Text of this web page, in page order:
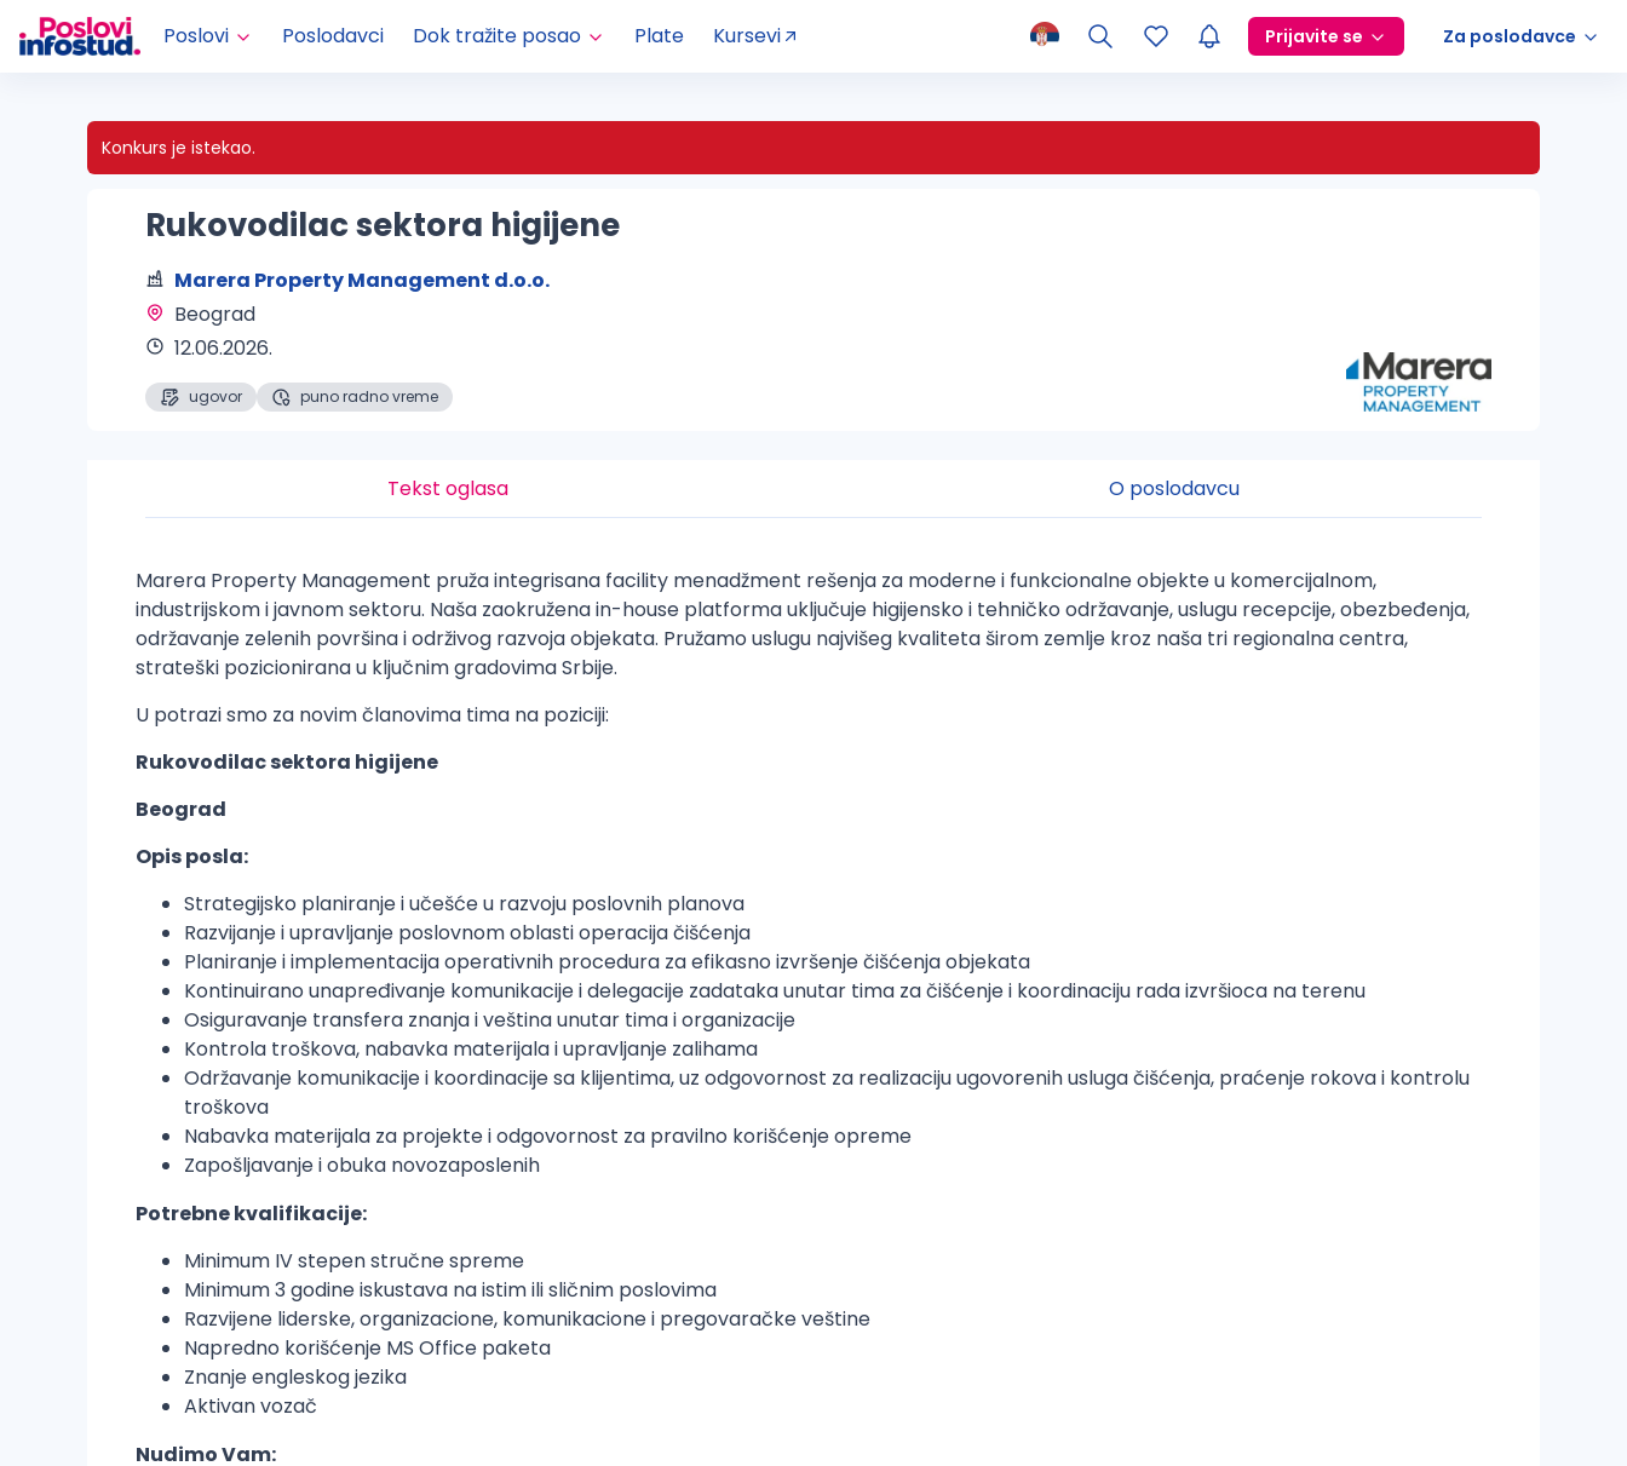
Poslovi Poslodavci Dok tražite posao Plate Kursevi Prijavite se Za poslodavce
Konkurs je istekao.
Rukovodilac sektora higijene
Marera Property Management d.o.o.
Beograd
12.06.2026.
ugovor puno radno vreme
Tekst oglasa O poslodavcu
Marera Property Management pruža integrisana facility menadžment rešenja za moderne i funkcionalne objekte u komercijalnom,
industrijskom i javnom sektoru. Naša zaokružena in-house platforma uključuje higijensko i tehničko održavanje, uslugu recepcije, obezbeđenja,
održavanje zelenih površina i održivog razvoja objekata. Pružamo uslugu najvišeg kvaliteta širom zemlje kroz naša tri regionalna centra,
strateški pozicionirana u ključnim gradovima Srbije.
U potrazi smo za novim članovima tima na poziciji:
Rukovodilac sektora higijene
Beograd
Opis posla:
Strategijsko planiranje i učešće u razvoju poslovnih planova
Razvijanje i upravljanje poslovnom oblasti operacija čišćenja
Planiranje i implementacija operativnih procedura za efikasno izvršenje čišćenja objekata
Kontinuirano unapređivanje komunikacije i delegacije zadataka unutar tima za čišćenje i koordinaciju rada izvršioca na terenu
Osiguravanje transfera znanja i veština unutar tima i organizacije
Kontrola troškova, nabavka materijala i upravljanje zalihama
Održavanje komunikacije i koordinacije sa klijentima, uz odgovornost za realizaciju ugovorenih usluga čišćenja, praćenje rokova i kontrolu
troškova
Nabavka materijala za projekte i odgovornost za pravilno korišćenje opreme
Zapošljavanje i obuka novozaposlenih
Potrebne kvalifikacije:
Minimum IV stepen stručne spreme
Minimum 3 godine iskustava na istim ili sličnim poslovima
Razvijene liderske, organizacione, komunikacione i pregovaračke veštine
Napredno korišćenje MS Office paketa
Znanje engleskog jezika
Aktivan vozač
Nudimo Vam: